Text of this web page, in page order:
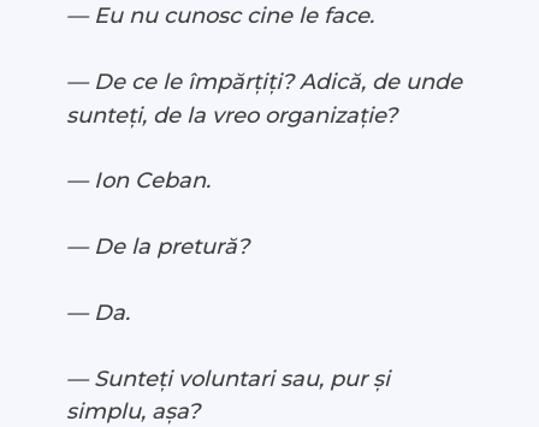
— Eu nu cunosc cine le face.
— De ce le împărțiți? Adică, de unde
sunteți, de la vreo organizație?
— Ion Ceban.
— De la pretură?
— Da.
— Sunteți voluntari sau, pur și
simplu, așa?